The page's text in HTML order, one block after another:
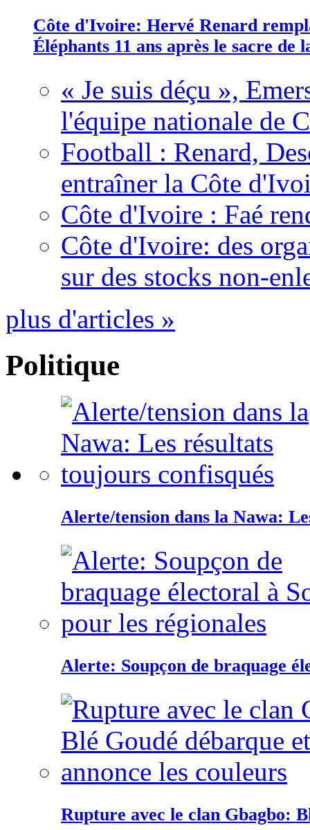
Côte d'Ivoire: Hervé Renard
Éléphants 11 ans après le sacre de
« Je suis déçu »,
l'équipe nationale de
Football : Renard,
entraîner la Côte
Côte d'Ivoire : Faé
Côte d'Ivoire: des
sur des stocks non-
plus d'articles »
Politique
Alerte/tension dans la Nawa:
Alerte: Soupçon de braquage
Rupture avec le clan Gbagbo: